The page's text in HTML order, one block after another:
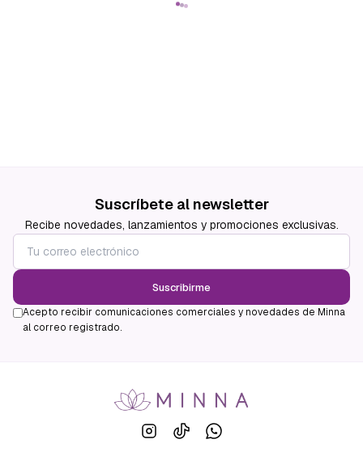
Suscríbete al newsletter
Recibe novedades, lanzamientos y promociones exclusivas.
Suscribirme
Acepto recibir comunicaciones comerciales y novedades de Minna
al correo registrado.